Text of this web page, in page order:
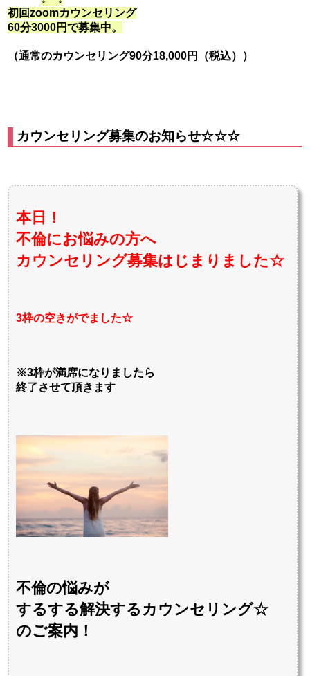
初回zoomカウンセリング
60分3000円で募集中。
（通常のカウンセリング90分18,000円（税込））
カウンセリング募集のお知らせ☆☆☆
本日！
不倫にお悩みの方へ
カウンセリング募集はじまりました☆
3枠の空きがでました☆
※3枠が満席になりましたら
終了させて頂きます
不倫の悩みが
するする解決する カウンセリング☆
のご案内！